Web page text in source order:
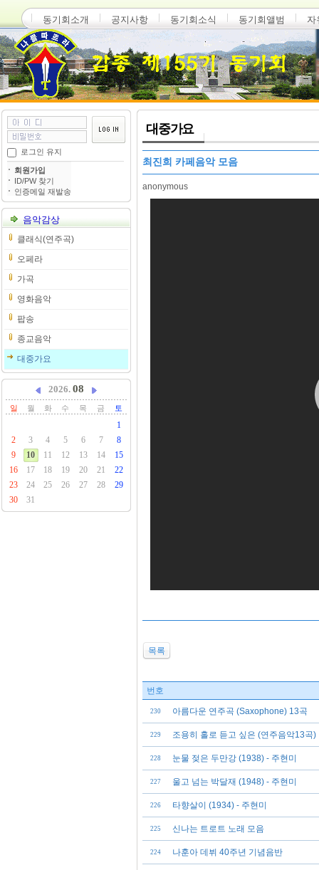
동기회소개 공지사항 동기회소식 동기회앨범 자
로그인 유지
회원가입
ID/PW 찾기
인증메일 재발송
음악감상
클래식(연주곡)
오페라
가곡
영화음악
팝송
종교음악
대중가요
2026. 08
일 월 화 수 목 금 토
1
2
3 4 5 6 7
8
9
10 11 12 13 14
15
16
17 18 19 20 21
22
23
24 25 26 27 28
29
30
31
대중가요
최진희 카페음악 모음
anonymous
목록
번호
230 아름다운 연주곡 (Saxophone) 13곡
229 조용히 홀로 듣고 싶은 (연주음악13곡)
228 눈물 젖은 두만강 (1938) - 주현미
227 울고 넘는 박달재 (1948) - 주현미
226 타향살이 (1934) - 주현미
225 신나는 트로트 노래 모음
224 나훈아 데뷔 40주년 기념음반